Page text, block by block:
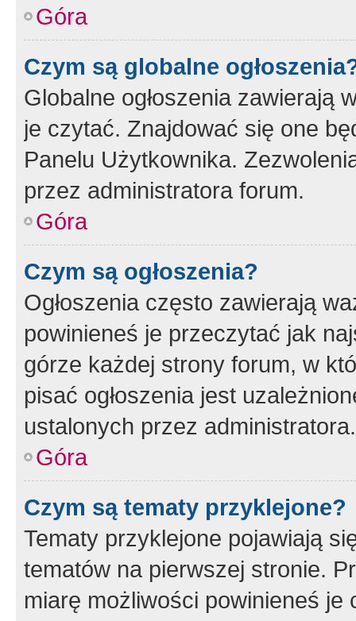
Góra
Czym są globalne
Globalne ogłoszenia zawierają
je czytać. Znajdować się one
Panelu Użytkownika.
przez administratora forum.
Góra
Czym są ogłoszenia?
Ogłoszenia często zawierają
powinieneś je przeczytać jak
górze każdej strony forum, w
pisać ogłoszenia jest
ustalonych przez administratora.
Góra
Czym są tematy przyklejone?
Tematy przyklejone pojawiają
tematów na pierwszej stronie.
miarę możliwości powinieneś je